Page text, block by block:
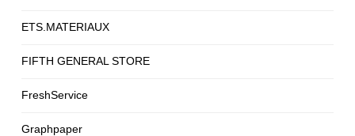
ETS.MATERIAUX
FIFTH GENERAL STORE
FreshService
Graphpaper